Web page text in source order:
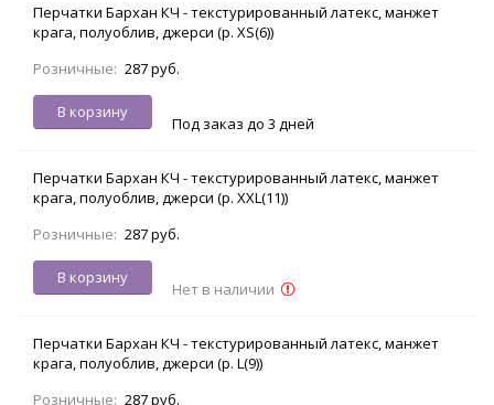
Перчатки Бархан КЧ - текстурированный латекс, манжет
крага, полуоблив, джерси (р. XS(6))
Розничные: 287 руб.
В корзину
Под заказ до 3 дней
Перчатки Бархан КЧ - текстурированный латекс, манжет
крага, полуоблив, джерси (р. XXL(11))
Розничные: 287 руб.
В корзину
Нет в наличии
Перчатки Бархан КЧ - текстурированный латекс, манжет
крага, полуоблив, джерси (р. L(9))
Розничные: 287 руб.